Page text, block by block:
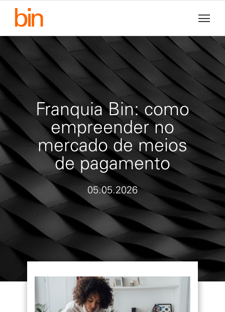
Franquia Bin: como
empreender no
mercado de meios
de pagamento
05.05.2026